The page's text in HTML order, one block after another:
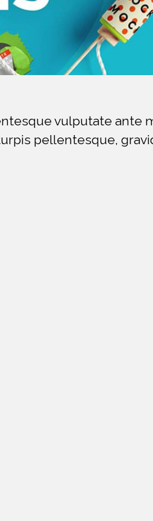
vulputate ante
pellentesque,